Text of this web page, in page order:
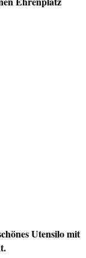
Utensilo mit